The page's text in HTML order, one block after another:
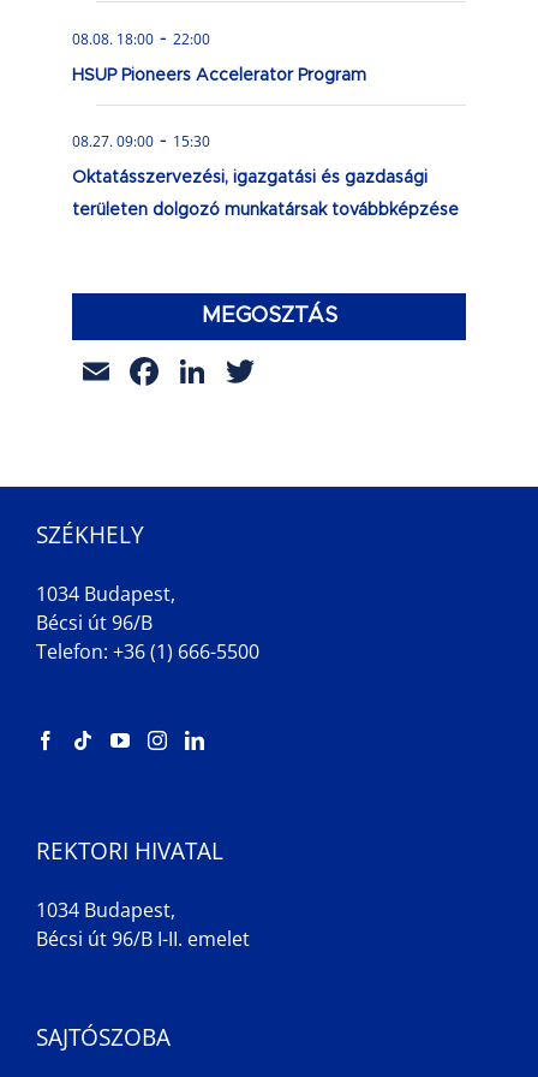
08.08. 18:00 - 22:00
HSUP Pioneers Accelerator Program
08.27. 09:00 - 15:30
Oktatásszervezési, igazgatási és gazdasági
területen dolgozó munkatársak továbbképzése
MEGOSZTÁS
EmailFacebook
LinkedIn
SZÉKHELY
1034 Budapest,
Bécsi út 96/B
Telefon: +36 (1) 666-5500
REKTORI HIVATAL
1034 Budapest,
Bécsi út 96/B I-II. emelet
SAJTÓSZOBA